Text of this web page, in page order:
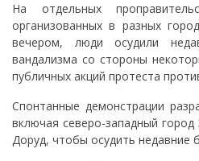
На отдельных
организованных в разных
вечером, люди осудили
вандализма со стороны
публичных акций протеста
Спонтанные демонстрации
включая северо-западный
Доруд, чтобы осудить недавние